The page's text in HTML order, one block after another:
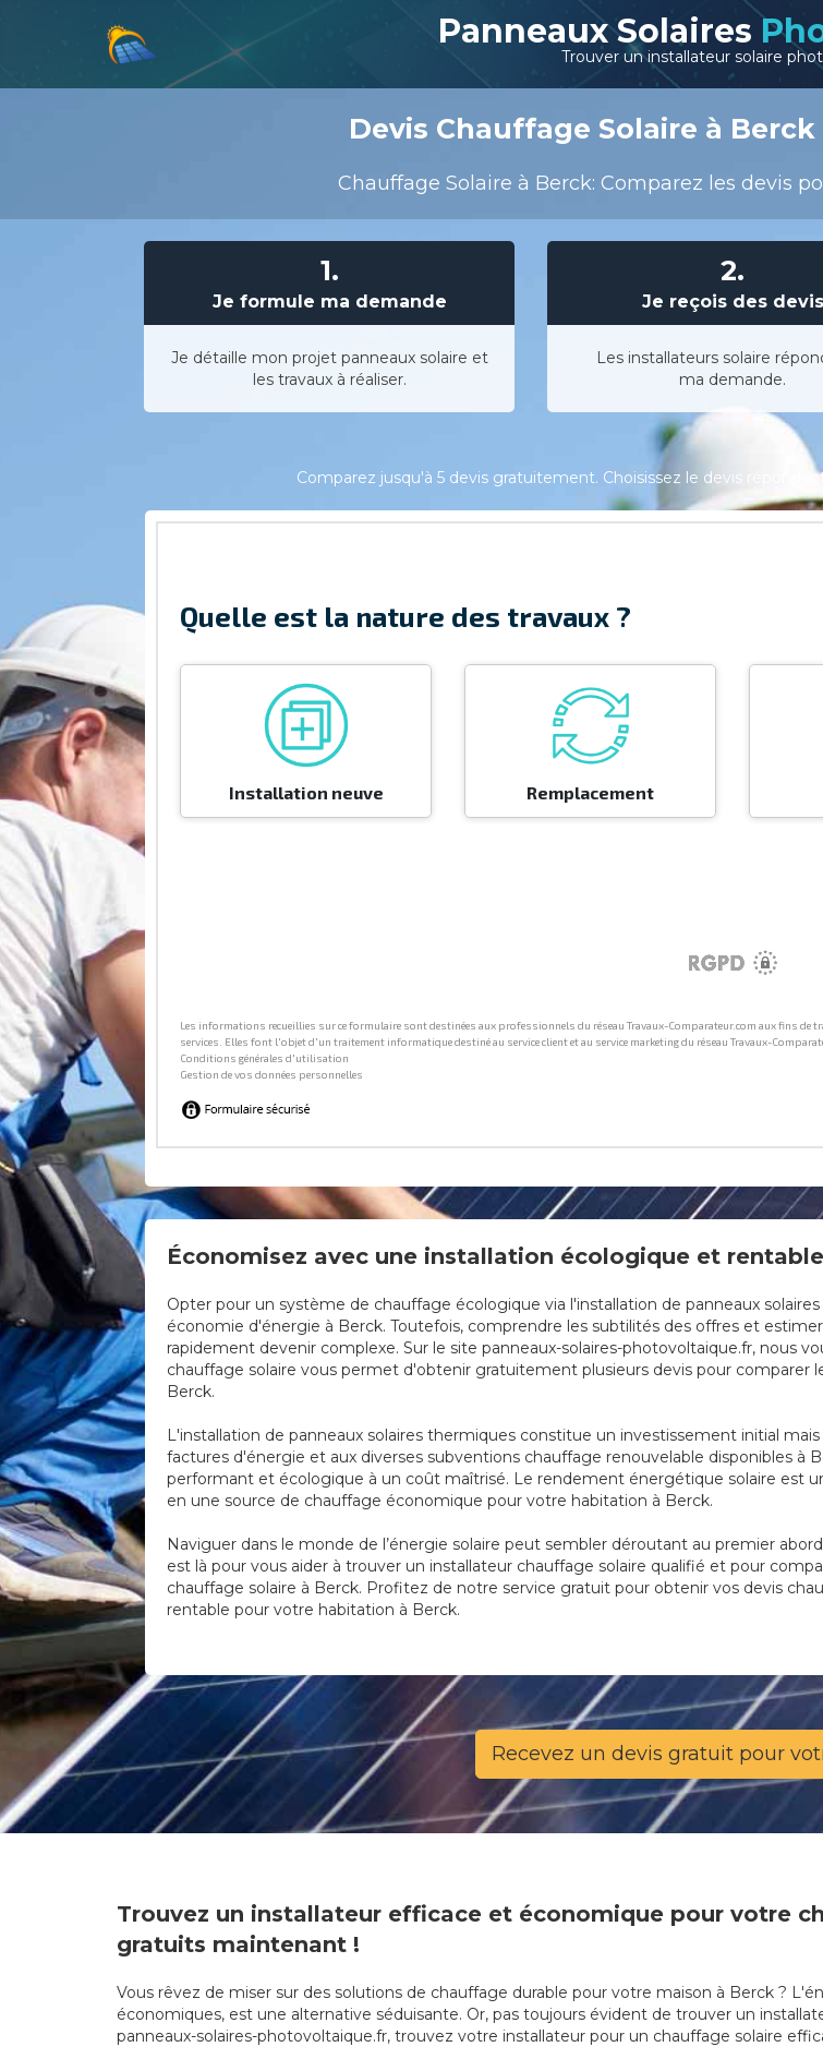
Panneaux Solaires
Trouver un installateur solaire
Devis Chauffage Solaire à
Chauffage Solaire à Berck: Comparez les devis
1.
Je formule ma demande
Je détaille mon projet panneaux solaire et
les travaux à réaliser.
2.
Je reçois des devis
Les installateurs solaire
ma demande.
Comparez jusqu'à 5 devis gratuitement. Choisissez le devis
Économisez avec une installation écologique et
Opter pour un système de chauffage écologique via l'installation de panneaux
économie d'énergie à Berck. Toutefois, comprendre les subtilités des offres et
rapidement devenir complexe. Sur le site panneaux-solaires-photovoltaique.fr, nous
chauffage solaire vous permet d'obtenir gratuitement plusieurs devis pour comparer
Berck.
L'installation de panneaux solaires thermiques constitue un investissement initial
factures d'énergie et aux diverses subventions chauffage renouvelable disponibles à
performant et écologique à un coût maîtrisé. Le rendement énergétique solaire est
en une source de chauffage économique pour votre habitation à Berck.
Naviguer dans le monde de l’énergie solaire peut sembler déroutant au premier
est là pour vous aider à trouver un installateur chauffage solaire qualifié et pour
chauffage solaire à Berck. Profitez de notre service gratuit pour obtenir vos devis
rentable pour votre habitation à Berck.
Recevez un devis gratuit pour
Trouvez un installateur efficace et économique pour votre
gratuits maintenant !
Vous rêvez de miser sur des solutions de chauffage durable pour votre maison à Berck ?
économiques, est une alternative séduisante. Or, pas toujours évident de trouver un
panneaux-solaires-photovoltaique.fr, trouvez votre installateur pour un chauffage solaire